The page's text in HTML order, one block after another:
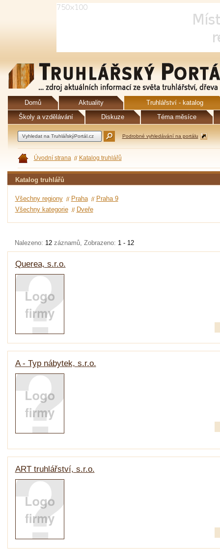
Domů Aktuality
Truhlářství - katalog
Školy a vzdělávání
Diskuze Téma měsíce
Podrobné vyhledávání na portálu
Úvodní strana Katalog truhlářů
Katalog truhlářů
Všechny regiony Praha
Praha 9
Všechny kategorie
Dveře
Nalezeno: 12 záznamů, Zobrazeno: 1 - 12
Querea, s.r.o.
A - Typ nábytek, s.r.o.
ART truhlářství, s.r.o.